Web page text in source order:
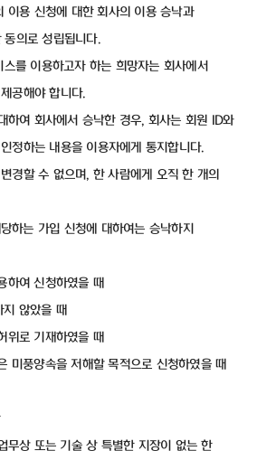
이용 신청에 대한 회사의 이용 승낙과
동의로 성립됩니다.
를 이용하고자 하는 희망자는 회사에서
공해야 합니다.
하여 회사에서 승낙한 경우, 회사는 회원 ID와
정하는 내용을 이용자에게 통지합니다.
경할 수 없으며, 한 사람에게 오직 한 개의
하는 가입 신청에 대하여는 승낙하지
하여 신청하였을 때
지 않았을 때
위로 기재하였을 때
미풍양속을 저해할 목적으로 신청하였을 때
무상 또는 기술 상 특별한 지장이 없는 한